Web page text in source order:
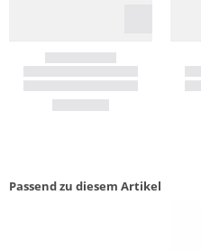
Passend zu diesem Artikel